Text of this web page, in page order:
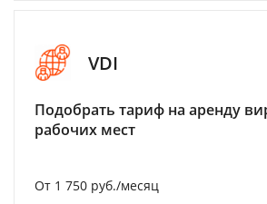
VDI
Подобрать тариф на аренду
рабочих мест
От 1 750 руб./месяц